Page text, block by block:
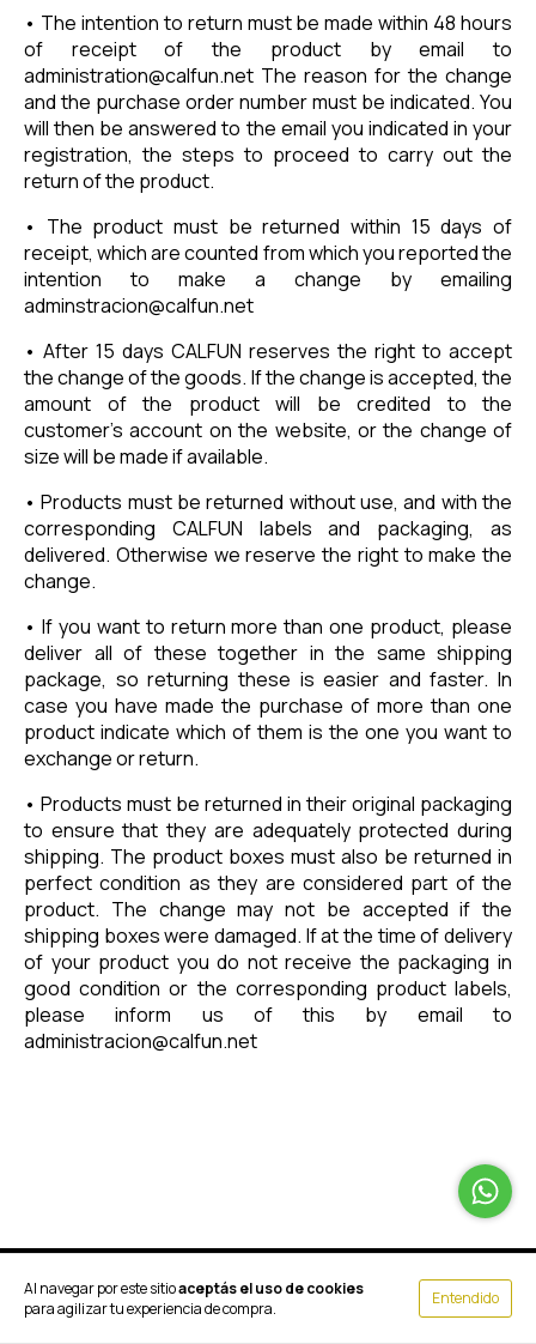
Al navegar por este sitioaceptás el uso de cookies
para agilizar tu experiencia de compra.
Entendido
• The intention to return must be made within 48 hours
of receipt of the product by email to
administration@calfun.net The reason for the change
and the purchase order number must be indicated. You
will then be answered to the email you indicated in your
registration, the steps to proceed to carry out the
return of the product.
• The product must be returned within 15 days of
receipt, which are counted from which you reported the
intention to make a change by emailing
adminstracion@calfun.net
• After 15 days CALFUN reserves the right to accept
the change of the goods. If the change is accepted, the
amount of the product will be credited to the
customer's account on the website, or the change of
size will be made if available.
• Products must be returned without use, and with the
corresponding CALFUN labels and packaging, as
delivered. Otherwise we reserve the right to make the
change.
• If you want to return more than one product, please
deliver all of these together in the same shipping
package, so returning these is easier and faster. In
case you have made the purchase of more than one
product indicate which of them is the one you want to
exchange or return.
• Products must be returned in their original packaging
to ensure that they are adequately protected during
shipping. The product boxes must also be returned in
perfect condition as they are considered part of the
product. The change may not be accepted if the
shipping boxes were damaged. If at the time of delivery
of your product you do not receive the packaging in
good condition or the corresponding product labels,
please inform us of this by email to
administracion@calfun.net